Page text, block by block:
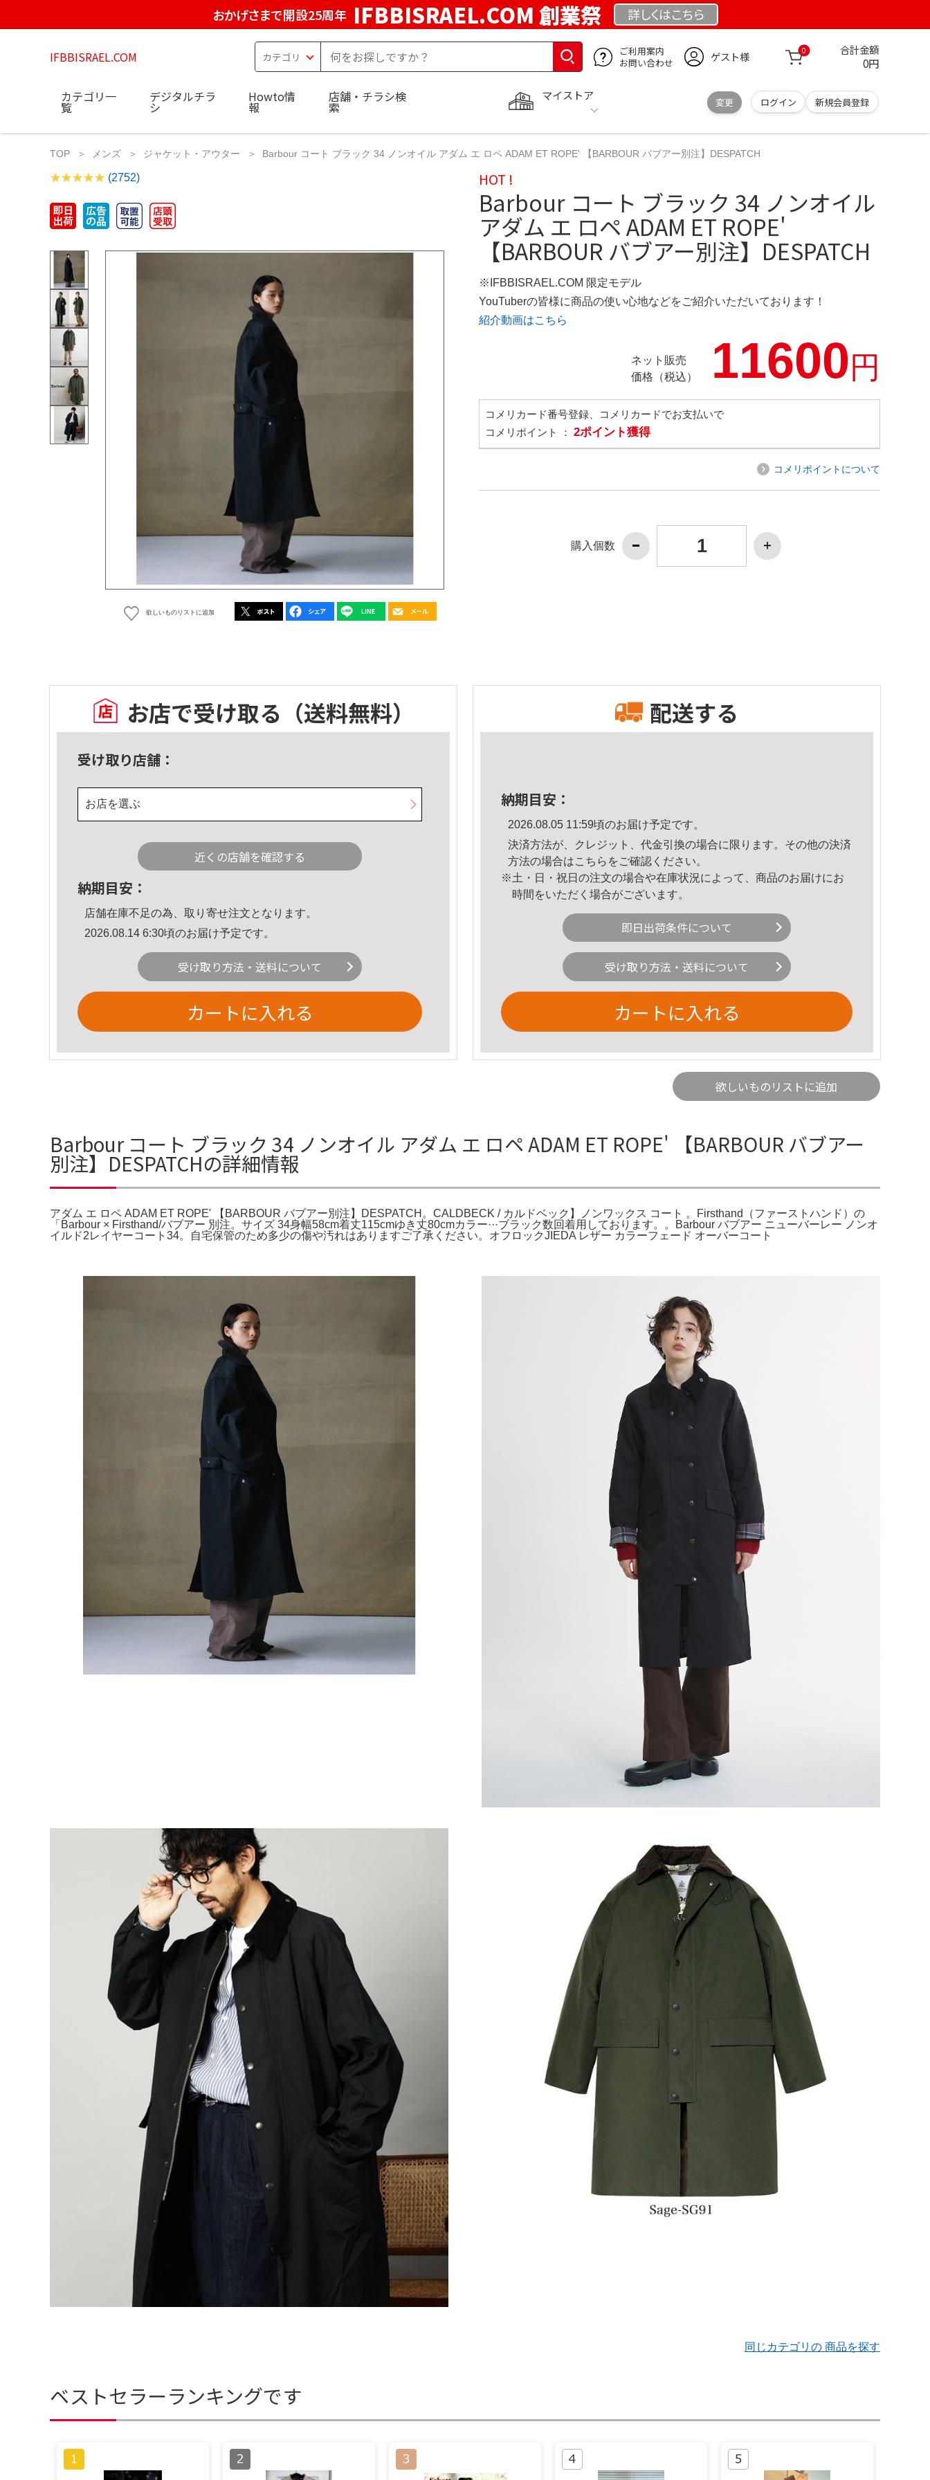
おかげさまで開設25周年 IFBBISRAEL.COM 創業祭 詳しくはこちら
IFBBISRAEL.COM
ご利用案内
お問い合わせ
ゲスト様 0 合計金額
0円
マイストア
変更 ログイン 新規会員登録
カテゴリ一
覧
デジタルチラ
シ
Howto情
報
店舗・チラシ検
索
TOP メンズ ジャケット・アウター Barbour コート ブラック 34 ノンオイル アダム エ ロペ ADAM ET ROPE' 【BARBOUR バブアー別注】DESPATCH
(2752)
欲しいものリストに追加
HOT !
Barbour コート ブラック 34 ノンオイル
アダム エ ロペ ADAM ET ROPE'
【BARBOUR バブアー別注】DESPATCH
※IFBBISRAEL.COM 限定モデル
YouTuberの皆様に商品の使い心地などをご紹介いただいております！
紹介動画はこちら
ネット販売
価格（税込）
11600円
コメリカード番号登録、コメリカードでお支払いで
コメリポイント ： 2ポイント獲得
コメリポイントについて
購入個数
お店で受け取る （送料無料）
受け取り店舗：
お店を選ぶ
近くの店舗を確認する
納期目安：
店舗在庫不足の為、取り寄せ注文となります。
2026.08.14 6:30頃のお届け予定です。
受け取り方法・送料について
カートに入れる
配送する
納期目安：
2026.08.05 11:59頃のお届け予定です。
決済方法が、クレジット、代金引換の場合に限ります。その他の決済
方法の場合はこちら をご確認ください。
※土・日・祝日の注文の場合や在庫状況によって、商品のお届けにお
時間をいただく場合がございます。
即日出荷条件について
受け取り方法・送料について
カートに入れる
欲しいものリストに追加
Barbour コート ブラック 34 ノンオイル アダム エ ロペ ADAM ET ROPE' 【BARBOUR バブアー
別注】DESPATCHの詳細情報
アダム エ ロペ ADAM ET ROPE' 【BARBOUR バブアー別注】DESPATCH。CALDBECK / カルドベック】ノンワックス コート 。Firsthand（ファーストハンド）の
「Barbour × Firsthand/バブアー 別注。サイズ 34身幅58cm着丈115cmゆき丈80cmカラー···ブラック数回着用しております。。Barbour バブアー ニューバーレー ノンオ
イルド2レイヤーコート34。自宅保管のため多少の傷や汚れはありますご了承ください。オフロックJIEDA レザー カラーフェード オーバーコート
同じカテゴリの 商品を探す
ベストセラーランキングです